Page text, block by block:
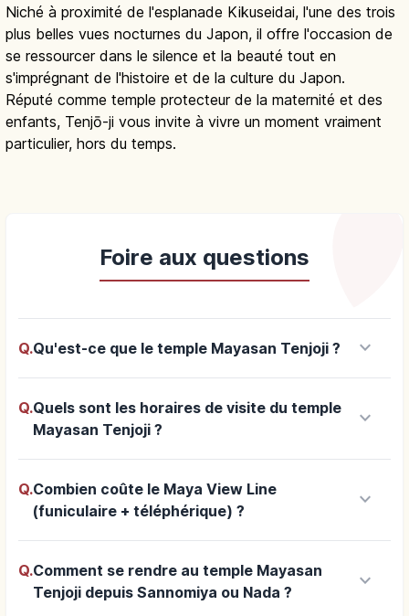
Niché à proximité de l'esplanade Kikuseidai, l'une des trois
plus belles vues nocturnes du Japon, il offre l'occasion de
se ressourcer dans le silence et la beauté tout en
s'imprégnant de l'histoire et de la culture du Japon.
Réputé comme temple protecteur de la maternité et des
enfants, Tenjō-ji vous invite à vivre un moment vraiment
particulier, hors du temps.
Foire aux questions
Q.Qu'est-ce que le temple Mayasan Tenjoji ? keyboard_arrow_down
Q.Quels sont les horaires de visite du temple
Mayasan Tenjoji ?
keyboard_arrow_down
Q.Combien coûte le Maya View Line
(funiculaire + téléphérique) ?
keyboard_arrow_down
Q.Comment se rendre au temple Mayasan
Tenjoji depuis Sannomiya ou Nada ?
keyboard_arrow_down